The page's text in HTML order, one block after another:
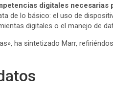
digitales necesarias
de lo básico: el uso de
digitales o el manejo de
ha sintetizado Marr,